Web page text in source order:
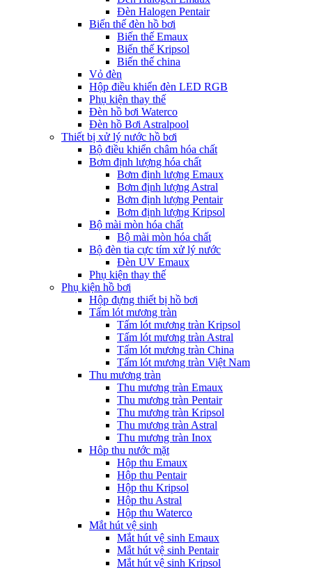
Đèn Halogen Pentair
Biến thế đèn hồ bơi
Biến thế Emaux
Biến thế Kripsol
Biến thế china
Vỏ đèn
Hộp điều khiển đèn LED RGB
Phụ kiện thay thế
Đèn hồ bơi Waterco
Đèn hồ Bơi Astralpool
Thiết bị xử lý nước hồ bơi
Bộ điều khiển châm hóa chất
Bơm định lượng hóa chất
Bơm định lượng Emaux
Bơm định lượng Astral
Bơm định lượng Pentair
Bơm định lượng Kripsol
Bộ mài mòn hóa chất
Bộ mài mòn hóa chất
Bộ đèn tia cực tím xử lý nước
Đèn UV Emaux
Phụ kiện thay thế
Phụ kiện hồ bơi
Hộp đựng thiết bị hồ bơi
Tấm lót mương tràn
Tấm lót mương tràn Kripsol
Tấm lót mương tràn Astral
Tấm lót mương tràn China
Tấm lót mương tràn Việt Nam
Thu mương tràn
Thu mương tràn Emaux
Thu mương tràn Pentair
Thu mương tràn Kripsol
Thu mương tràn Astral
Thu mương tràn Inox
Hôp thu nước mặt
Hộp thu Emaux
Hộp thu Pentair
Hộp thu Kripsol
Hộp thu Astral
Hộp thu Waterco
Mắt hút vệ sinh
Mắt hút vệ sinh Emaux
Mắt hút vệ sinh Pentair
Mắt hút vệ sinh Kripsol